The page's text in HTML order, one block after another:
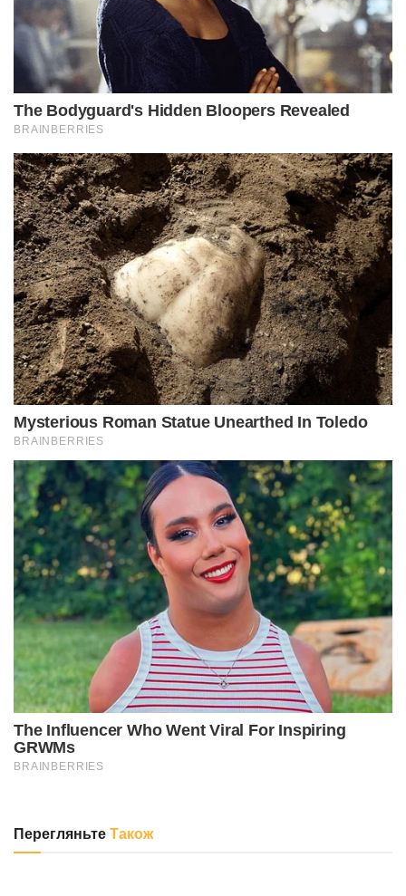
ПерегляньтеТакож